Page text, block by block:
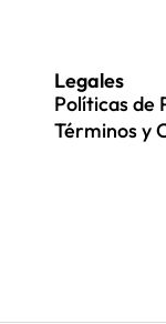
Legales
Políticas de
Términos y